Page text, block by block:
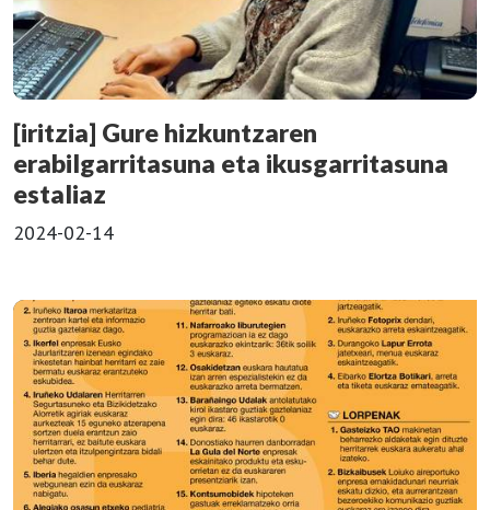
[iritzia] Gure hizkuntzaren
erabilgarritasuna eta ikusgarritasuna
estaliaz
2024-02-14